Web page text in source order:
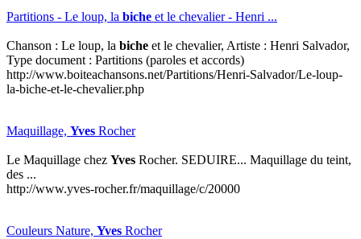
Partitions - Le loup, la biche et le chevalier - Henri ...
Chanson : Le loup, la biche et le chevalier, Artiste : Henri Salvador,
Type document : Partitions (paroles et accords)
http://www.boiteachansons.net/Partitions/Henri-Salvador/Le-loup-
la-biche-et-le-chevalier.php
Maquillage, Yves Rocher
Le Maquillage chez Yves Rocher. SEDUIRE... Maquillage du teint,
des ...
http://www.yves-rocher.fr/maquillage/c/20000
Couleurs Nature, Yves Rocher